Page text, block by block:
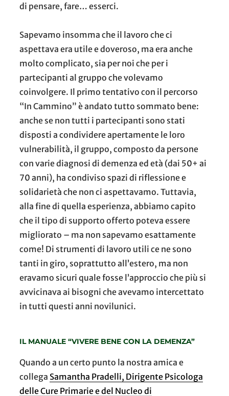
di pensare, fare… esserci.
Sapevamo insomma che il lavoro che ci
aspettava era utile e doveroso, ma era anche
molto complicato, sia per noi che per i
partecipanti al gruppo che volevamo
coinvolgere. Il primo tentativo con il percorso
“In Cammino” è andato tutto sommato bene:
anche se non tutti i partecipanti sono stati
disposti a condividere apertamente le loro
vulnerabilità, il gruppo, composto da persone
con varie diagnosi di demenza ed età (dai 50+ ai
70 anni), ha condiviso spazi di riflessione e
solidarietà che non ci aspettavamo. Tuttavia,
alla fine di quella esperienza, abbiamo capito
che il tipo di supporto offerto poteva essere
migliorato – ma non sapevamo esattamente
come! Di strumenti di lavoro utili ce ne sono
tanti in giro, soprattutto all’estero, ma non
eravamo sicuri quale fosse l’approccio che più si
avvicinava ai bisogni che avevamo intercettato
in tutti questi anni novilunici.
IL MANUALE “VIVERE BENE CON LA DEMENZA”
Quando a un certo punto la nostra amica e
collega Samantha Pradelli, Dirigente Psicologa
delle Cure Primarie e del Nucleo di